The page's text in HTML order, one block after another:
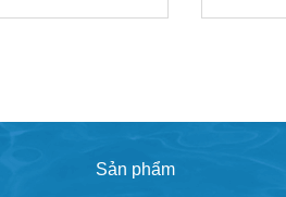
Sản phẩm